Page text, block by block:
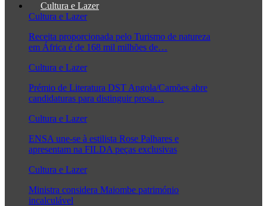
Cultura e Lazer
Cultura e Lazer
Receita proporcionada pelo Turismo de natureza
em África é de 168 mil milhões de…
Cultura e Lazer
Prémio de Literatura DST Angola/Camões abre
candidaturas para distinguir prosa…
Cultura e Lazer
ENSA une-se à estilista Rose Palhares e
apresentam na FILDA peças exclusivas
Cultura e Lazer
Ministra considera Maiombe património
incalculável